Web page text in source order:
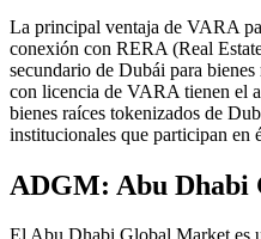
La principal ventaja de VARA
conexión con RERA (Real
secundario de Dubái para
con licencia de VARA tienen el
bienes raíces tokenizados de
institucionales que participan en
ADGM: Abu Dhabi